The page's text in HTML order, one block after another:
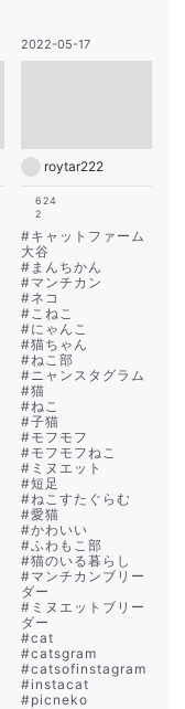
2022-05-17
roytar222
624
2
#キャットファーム
大谷
# まんちかん
#マンチカン
#ネコ
#こねこ
#にゃんこ
#猫ちゃん
#ねこ部
#ニャンスタグラム
#猫
#ねこ
#子猫
#モフモフ
#モフモフねこ
# ミヌエット
#短足
#ねこすたぐらむ
#愛猫
#かわいい
#ふわもこ部
#猫のいる暮らし
#マンチカンブリー
ダー
# ミヌエットブリー
ダー
#cat
#catsgram
#catsofinstagram
#instacat
#picneko